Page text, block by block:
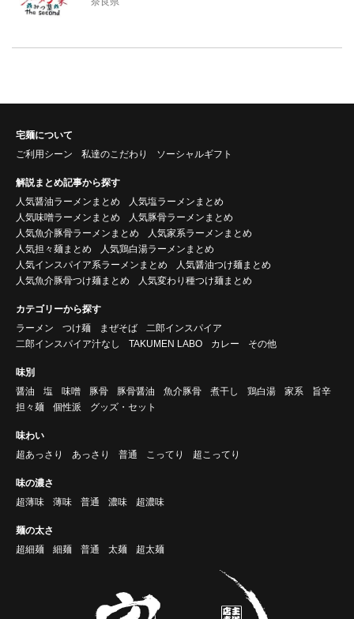
宅麺について
ご利用シーン
私達のこだわり ソーシャルギフト
解説まとめ記事から探す
人気醤油ラーメンまとめ
人気塩ラーメンまとめ
人気味噌ラーメンまとめ
人気豚骨ラーメンまとめ
人気魚介豚骨ラーメンまとめ
人気家系ラーメンまとめ
人気担々麺まとめ
人気鶏白湯ラーメンまとめ
人気インスパイア系ラーメンまとめ
人気醤油つけ麺まとめ
人気魚介豚骨つけ麺まとめ
人気変わり種つけ麺まとめ
カテゴリーから探す
ラーメン
つけ麺 まぜそば
二郎インスパイア
二郎インスパイア汁なし
TAKUMEN LABO カレー その他
味別
醤油
塩 味噌 豚骨 豚骨醤油 魚介豚骨 煮干し 鶏白湯 家系
旨辛
担々麺
個性派 グッズ・セット
味わい
超あっさり
あっさり 普通 こってり 超こってり
味の濃さ
超薄味
薄味 普通 濃味 超濃味
麺の太さ
超細麺
細麺 普通 太麺 超太麺